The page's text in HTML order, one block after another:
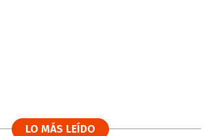
LO MÁS LEÍDO